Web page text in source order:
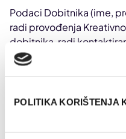
POLITIKA KORIŠTENJA
Podaci Dobitnika (ime,
radi provođenja
dobitnika, radi
provedbe Kreativnog
vlasništvu Priređivača u